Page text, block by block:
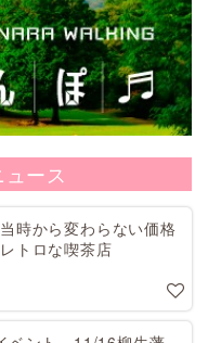
ース
時から変わらない価格
トロな喫茶店